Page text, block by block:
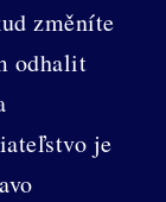
změníte
odhalit
je